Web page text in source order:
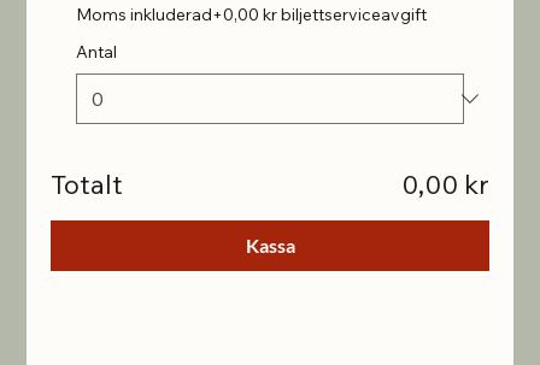
Moms inkluderad+0,00 kr biljettserviceavgift
Antal
Totalt 0,00 kr
Kassa